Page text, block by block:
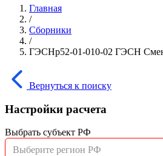
Главная
/
Сборники
/
ГЭСНр52-01-010-02 ГЭСН
Вернуться к поиску
Настройки расчета
Выбрать субъект РФ
Выберите регион РФ